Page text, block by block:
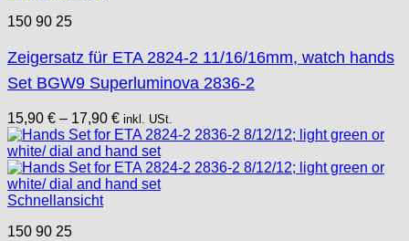
150 90 25
Zeigersatz für ETA 2824-2 11/16/16mm, watch hands
Set BGW9 Superluminova 2836-2
15,90 € – 17,90 € inkl. USt.
Schnellansicht
150 90 25